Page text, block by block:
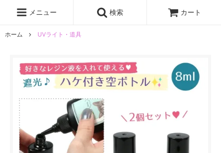
メニュー 検索 カート
ホーム UVライト・道具